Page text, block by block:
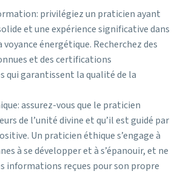
privilégiez un praticien ayant
et une expérience significative dans
voyance énergétique. Recherchez des
et des certifications
qui garantissent la qualité de la
assurez-vous que le praticien
de l’unité divine et qu’il est guidé par
Un praticien éthique s’engage à
à se développer et à s’épanouir, et ne
informations reçues pour son propre